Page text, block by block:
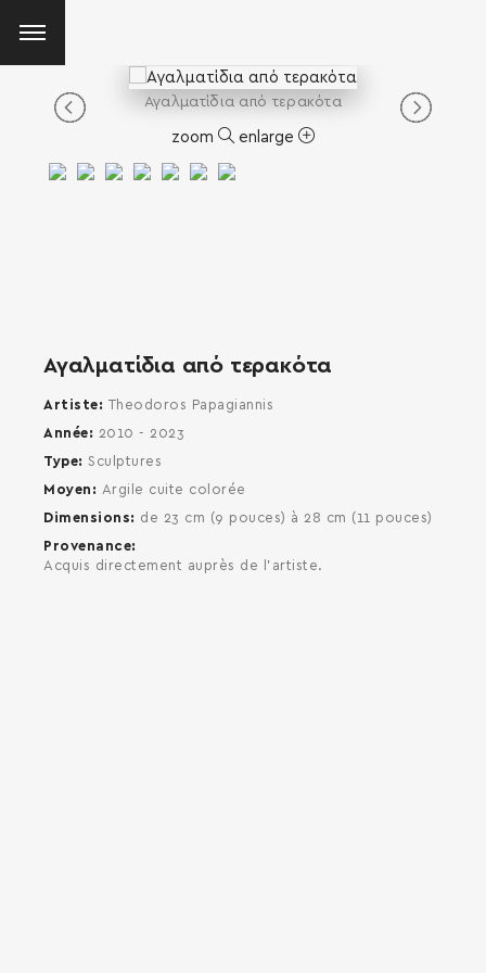
Αγαλματίδια από τερακότα
zoom enlarge
Αγαλματίδια από τερακότα
Artiste
Theodoros Papagiannis
Année
2010 - 2023
Type
Sculptures
Moyen
Argile cuite colorée
Dimensions
de 23 cm (9 pouces) à 28 cm (11 pouces)
Provenance
Acquis directement auprès de l'artiste.